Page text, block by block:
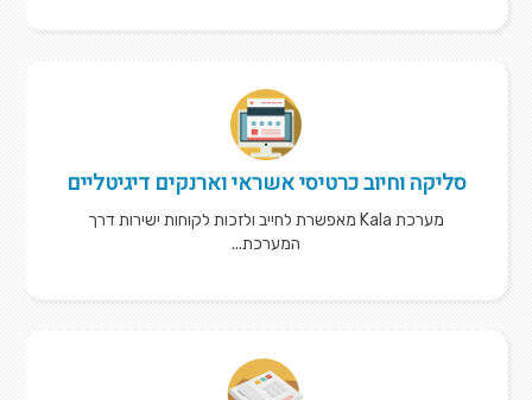
סליקה וחיוב כרטיסי אשראי וארנקים דיגיטליים
מערכת Kala מאפשרת לחייב ולזכות לקוחות ישירות דרך
המערכת...